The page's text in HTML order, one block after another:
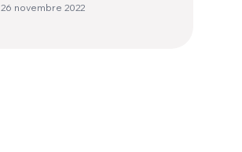
26 novembre 2022